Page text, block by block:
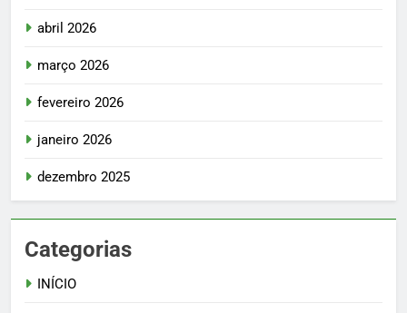
abril 2026
março 2026
fevereiro 2026
janeiro 2026
dezembro 2025
Categorias
INÍCIO